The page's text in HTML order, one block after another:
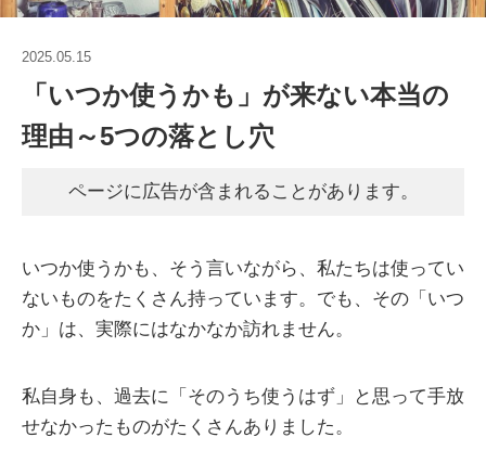
2025.05.15
「いつか使うかも」が来ない本当の
理由～5つの落とし穴
ページに広告が含まれることがあります。
いつか使うかも、そう言いながら、私たちは使ってい
ないものをたくさん持っています。でも、その「いつ
か」は、実際にはなかなか訪れません。
私自身も、過去に「そのうち使うはず」と思って手放
せなかったものがたくさんありました。